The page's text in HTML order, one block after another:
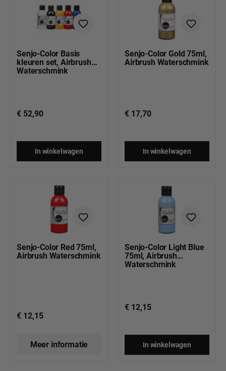
Senjo-Color Basis
kleuren set, Airbrush
Waterschmink
€ 52,90
In winkelwagen
Senjo-Color Gold 75ml,
Airbrush Waterschmink
€ 17,70
In winkelwagen
Senjo-Color Red 75ml,
Airbrush Waterschmink
€ 12,15
Meer informatie
Senjo-Color Light Blue
75ml, Airbrush
Waterschmink
€ 12,15
In winkelwagen